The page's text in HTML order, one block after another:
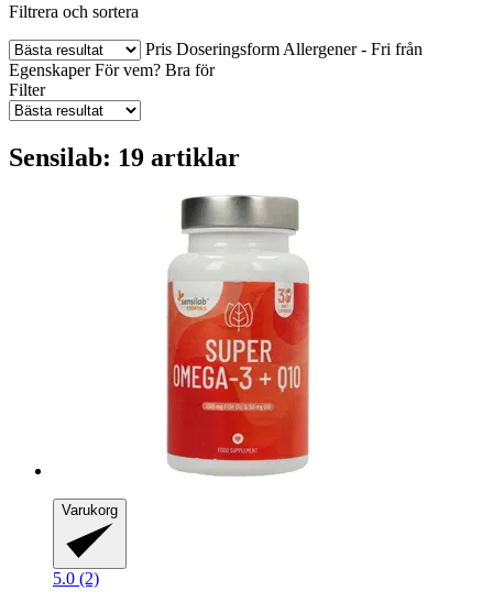
Filtrera och sortera
Pris Doseringsform Allergener - Fri från
Egenskaper För vem? Bra för
Filter
Sensilab: 19 artiklar
Varukorg
5.0 (2)